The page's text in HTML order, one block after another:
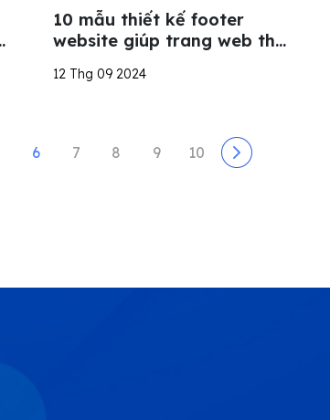
10 mẫu thiết kế footer
website giúp trang web thu
12 Thg 09 2024
6 7 8 9 10